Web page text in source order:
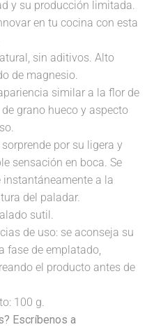
y su producción limitada.
en tu cocina con esta
sin aditivos. Alto
de magnesio.
similar a la flor de
grano hueco y aspecto
por su ligera y
sensación en boca. Se
instantáneamente a la
del paladar.
sutil.
de uso: se aconseja su
fase de emplatado,
el producto antes de
100 g.
Escríbenos a